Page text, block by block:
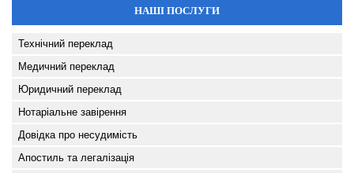
НАШІ ПОСЛУГИ
Технічний переклад
Медичний переклад
Юридичний переклад
Нотаріальне завірення
Довідка про несудимість
Апостиль та легалізація